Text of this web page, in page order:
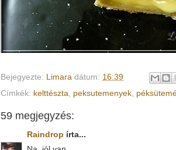
Bejegyezte: Limara dátum: 16:39
Címkék: kelttészta peksutemenyek
59 megjegyzés:
Raindrop írta...